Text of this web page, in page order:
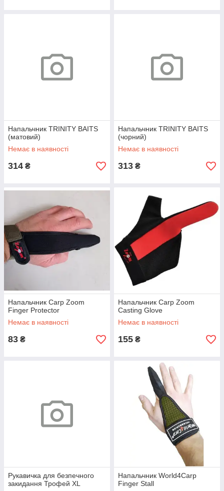
Напальчник TRINITY BAITS
(матовий)
Немає в наявності
314 ₴
Напальчник TRINITY BAITS
(чорний)
Немає в наявності
313 ₴
Напальчник Carp Zoom
Finger Protector
Немає в наявності
83 ₴
Напальчник Carp Zoom
Casting Glove
Немає в наявності
155 ₴
Рукавичка для безпечного
закидання Трофей ХL
Напальчник World4Carp
Finger Stall